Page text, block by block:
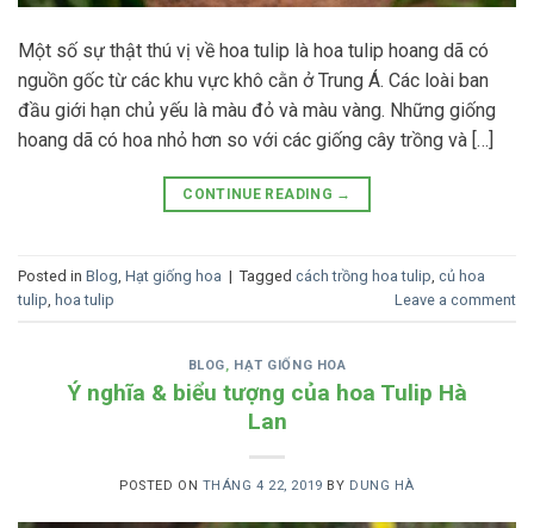
Một số sự thật thú vị về hoa tulip là hoa tulip hoang dã có
nguồn gốc từ các khu vực khô cằn ở Trung Á. Các loài ban
đầu giới hạn chủ yếu là màu đỏ và màu vàng. Những giống
hoang dã có hoa nhỏ hơn so với các giống cây trồng và […]
CONTINUE READING →
Posted in Blog Hạt giống hoa | Tagged cách trồng hoa tulip củ hoa
tulip hoa tulip Leave a comment
BLOG, HẠT GIỐNG HOA
Ý nghĩa & biểu tượng của hoa Tulip Hà
Lan
POSTED ON THÁNG 4 22, 2019 BY DUNG HÀ